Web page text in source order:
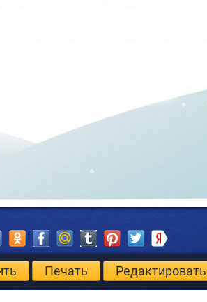
Печать Редактировать